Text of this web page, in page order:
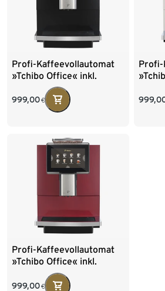
Profi-Kaffeevollautomat
»Tchibo Office« inkl.
Wasserfilter, schwarz
999,00€
Profi-
Profi-Kaffeevollautomat
»Tchibo Office« inkl.
Wasserfilter, rot
999,00€